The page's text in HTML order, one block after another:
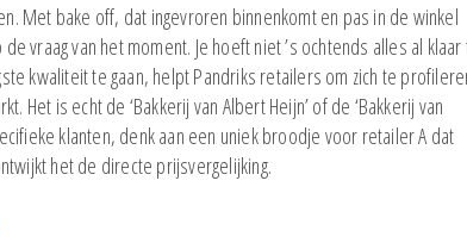
Met bake off, dat ingevroren binnenkomt en pas in de winkel
vraag van het moment. Je hoeft niet ’s ochtends alles al klaar
kwaliteit te gaan, helpt Pandriks retailers om zich te
Het is echt de ‘Bakkerij van Albert Heijn’ of de ‘Bakkerij van
klanten, denk aan een uniek broodje voor retailer A dat
het de directe prijsvergelijking.